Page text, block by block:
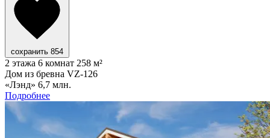
сохранить 854
2 этажа 6 комнат 258 м²
Дом из бревна VZ-126
«Лэнд» 6,7 млн.
Подробнее